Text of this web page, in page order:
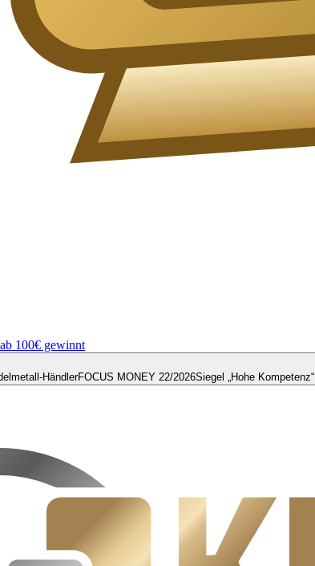
100€ gewinnt
HändlerFOCUS MONEY 22/2026Siegel „Hohe Kompetenz“